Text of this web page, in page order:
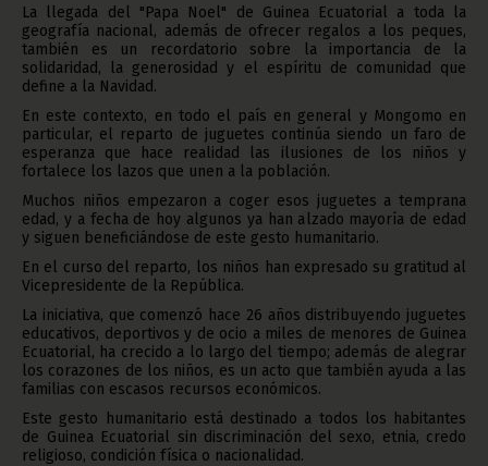
La llegada del "Papa Noel" de Guinea Ecuatorial a toda la
geografía nacional, además de ofrecer regalos a los peques,
también es un recordatorio sobre la importancia de la
solidaridad, la generosidad y el espíritu de comunidad que
define a la Navidad.
En este contexto, en todo el país en general y Mongomo en
particular, el reparto de juguetes continúa siendo un faro de
esperanza que hace realidad las ilusiones de los niños y
fortalece los lazos que unen a la población.
Muchos niños empezaron a coger esos juguetes a temprana
edad, y a fecha de hoy algunos ya han alzado mayoría de edad
y siguen beneficiándose de este gesto humanitario.
En el curso del reparto, los niños han expresado su gratitud al
Vicepresidente de la República.
La iniciativa, que comenzó hace 26 años distribuyendo juguetes
educativos, deportivos y de ocio a miles de menores de Guinea
Ecuatorial, ha crecido a lo largo del tiempo; además de alegrar
los corazones de los niños, es un acto que también ayuda a las
familias con escasos recursos económicos.
Este gesto humanitario está destinado a todos los habitantes
de Guinea Ecuatorial sin discriminación del sexo, etnia, credo
religioso, condición física o nacionalidad.